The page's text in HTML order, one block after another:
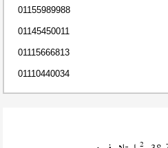
01155989988
01145450011
01115666813
01110440034
2